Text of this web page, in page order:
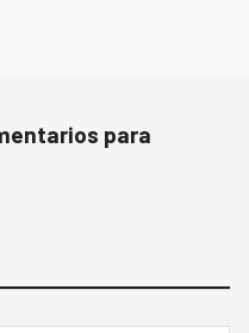
para